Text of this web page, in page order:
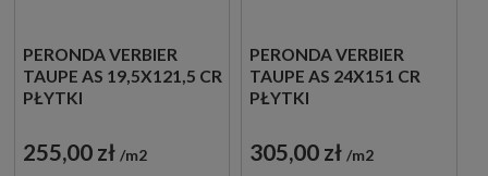
PERONDA VERBIER
TAUPE AS 19,5X121,5 CR
PŁYTKI
GRESOWE
255,00 zł m2
PERONDA VERBIER
TAUPE AS 24X151 CR
PŁYTKI
GRESOWE
305,00 zł m2